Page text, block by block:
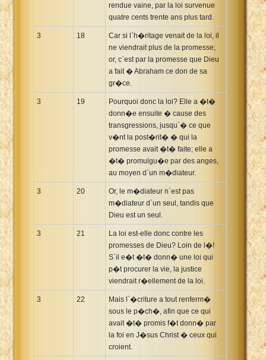
rendue vaine, par la loi survenue
quatre cents trente ans plus tard.
3 18
Car si l`h�ritage venait de la loi, il
ne viendrait plus de la promesse;
or, c`est par la promesse que Dieu
a fait � Abraham ce don de sa
gr�ce.
3 19
Pourquoi donc la loi? Elle a �t�
donn�e ensuite � cause des
transgressions, jusqu`� ce que
v�nt la post�rit� � qui la
promesse avait �t� faite; elle a
�t� promulgu�e par des anges,
au moyen d`un m�diateur.
3 20
Or, le m�diateur n`est pas
m�diateur d`un seul, tandis que
Dieu est un seul.
3 21
La loi est-elle donc contre les
promesses de Dieu? Loin de l�!
S`il e�t �t� donn� une loi qui
p�t procurer la vie, la justice
viendrait r�ellement de la loi.
3 22
Mais l`�criture a tout renferm�
sous le p�ch�, afin que ce qui
avait �t� promis f�t donn� par
la foi en J�sus Christ � ceux qui
croient.